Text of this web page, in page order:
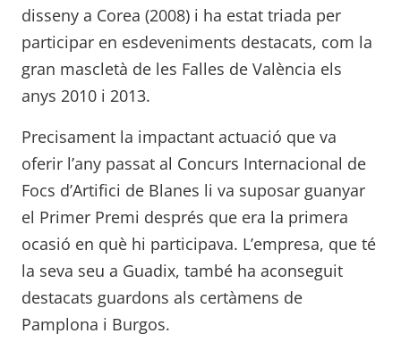
disseny a Corea (2008) i ha estat triada per
participar en esdeveniments destacats, com la
gran mascletà de les Falles de València els
anys 2010 i 2013.
Precisament la impactant actuació que va
oferir l’any passat al Concurs Internacional de
Focs d’Artifici de Blanes li va suposar guanyar
el Primer Premi després que era la primera
ocasió en què hi participava. L’empresa, que té
la seva seu a Guadix, també ha aconseguit
destacats guardons als certàmens de
Pamplona i Burgos.